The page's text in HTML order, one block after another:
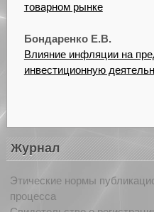
товарном рынке
Бондаренко Е.В.
Влияние инфляции на
инвестиционную
Журнал
Этические нормы
процесса